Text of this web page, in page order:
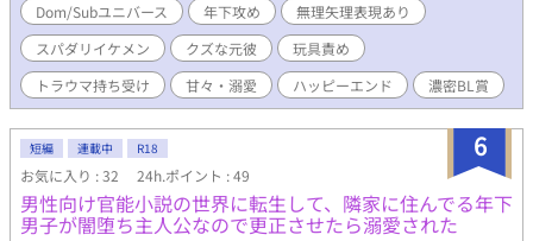
タジー世界観をお楽しみいただけたら幸いです。 ★小説家になろ
うからは撤退予定です★
Dom/Subユニバース 年下攻め
無理矢理表現あり
スパダリイケメン
クズな元彼
玩具責め
トラウマ持ち受け
甘々・溺愛 ハッピーエンド 濃密BL賞
6
短編 連載中 R18
お気に入り : 32 24h.ポイント : 49
男性向け官能小説の世界に転生して、隣家に住んでる年下
男子が闇堕ち主人公なので更正させたら溺愛された